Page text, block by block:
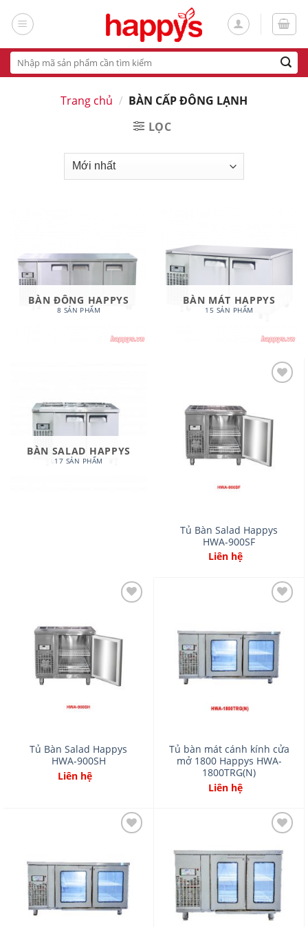
Tìm
kiếm:
Trang chủ / BÀN CẤP ĐÔNG LẠNH
LỌC
BÀN ĐÔNG HAPPYS
8 SẢN PHẨM
BÀN MÁT HAPPYS
15 SẢN PHẨM
BÀN SALAD HAPPYS
17 SẢN PHẨM
wishlist
Tủ Bàn Salad Happys
HWA-900SF
Liên hệ
wishlist
Tủ Bàn Salad Happys
HWA-900SH
Liên hệ
to
wishlist
Tủ bàn mát cánh kính cửa
mở 1800 Happys HWA-
1800TRG(N)
Liên hệ
to
wishlist
Add
to
wishlist